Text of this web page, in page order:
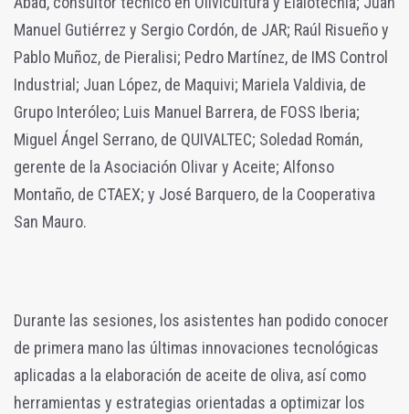
Manuel Gutiérrez y Sergio Cordón, de JAR; Raúl Risueño y
Pablo Muñoz, de Pieralisi; Pedro Martínez, de IMS Control
Industrial; Juan López, de Maquivi; Mariela Valdivia, de
Grupo Interóleo; Luis Manuel Barrera, de FOSS Iberia;
Miguel Ángel Serrano, de QUIVALTEC; Soledad Román,
gerente de la Asociación Olivar y Aceite; Alfonso
Montaño, de CTAEX; y José Barquero, de la Cooperativa
San Mauro.
Durante las sesiones, los asistentes han podido conocer
de primera mano las últimas innovaciones tecnológicas
aplicadas a la elaboración de aceite de oliva, así como
herramientas y estrategias orientadas a optimizar los